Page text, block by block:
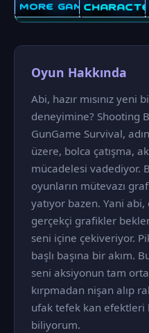
Oyun Hakkında
Abi, hazır mısınız yeni
deneyimine? Shooting
GunGame Survival,
üzere, bolca çatışma,
mücadelesi vadediyor.
oyunların mütevazı
yatıyor bazen. Yani
gerçekçi grafikler
seni içine çekiveriyor.
başlı başına bir akım.
seni aksiyonun tam
kırpmadan nişan alıp
ufak tefek kan efektleri
biliyorum.